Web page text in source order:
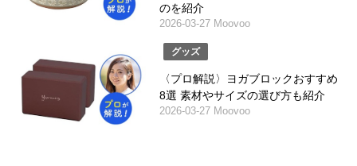
のを紹介
2026-03-27 Moovoo
グッズ
〈プロ解説〉ヨガブロックおすすめ
8選 素材やサイズの選び方も紹介
2026-03-27 Moovoo